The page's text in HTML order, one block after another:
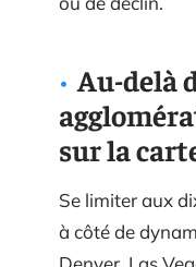
Au-delà
sur la
Se limiter aux
à côté de